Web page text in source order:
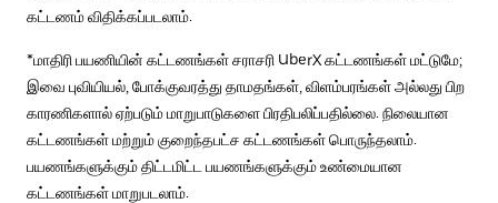
கட்டணம் விதிக்கப்படலாம்.
*மாதிரி பயணியின் கட்டணங்கள் சராசரி UberX கட்டணங்கள் மட்டுமே;
இவை புவியியல், போக்குவரத்து தாமதங்கள், விளம்பரங்கள் அல்லது பிற
காரணிகளால் ஏற்படும் மாறுபாடுகளை பிரதிபலிப்பதில்லை. நிலையான
கட்டணங்கள் மற்றும் குறைந்தபட்ச கட்டணங்கள் பொருந்தலாம்.
பயணங்களுக்கும் திட்டமிட்ட பயணங்களுக்கும் உண்மையான
கட்டணங்கள் மாறுபடலாம்.